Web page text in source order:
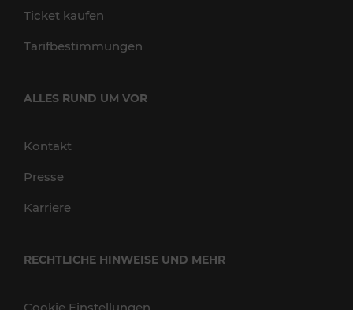
Ticket kaufen
Tarifbestimmungen
ALLES RUND UM VOR
Kontakt
Presse
Karriere
RECHTLICHE HINWEISE UND MEHR